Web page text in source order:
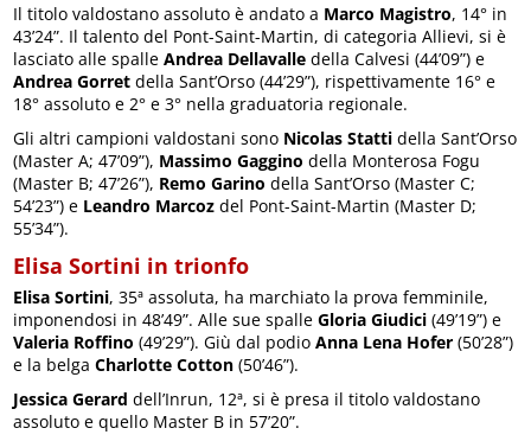
Il titolo valdostano assoluto è andato a Marco Magistro, 14° in
43’24”. Il talento del Pont-Saint-Martin, di categoria Allievi, si è
lasciato alle spalleAndrea Dellavalle della Calvesi (44’09”) e
Andrea Gorret della Sant’Orso (44’29”), rispettivamente 16° e
18° assoluto e 2° e 3° nella graduatoria regionale.
Gli altri campioni valdostani sono Nicolas Statti della Sant’Orso
(Master A; 47’09”), Massimo Gaggino della Monterosa Fogu
(Master B; 47’26”), Remo Garino della Sant’Orso (Master C;
54’23”) e Leandro Marcoz del Pont-Saint-Martin (Master D;
55’34”).
Elisa Sortini in trionfo
Elisa Sortini, 35ª assoluta, ha marchiato la prova femminile,
imponendosi in 48’49”. Alle sue spalleGloria Giudici (49’19”) e
Valeria Roffino (49’29”). Giù dal podioAnna Lena Hofer (50’28”)
e la belgaCharlotte Cotton (50’46”).
Jessica Gerard dell’Inrun, 12ª, si è presa il titolo valdostano
assoluto e quello Master B in 57’20”.